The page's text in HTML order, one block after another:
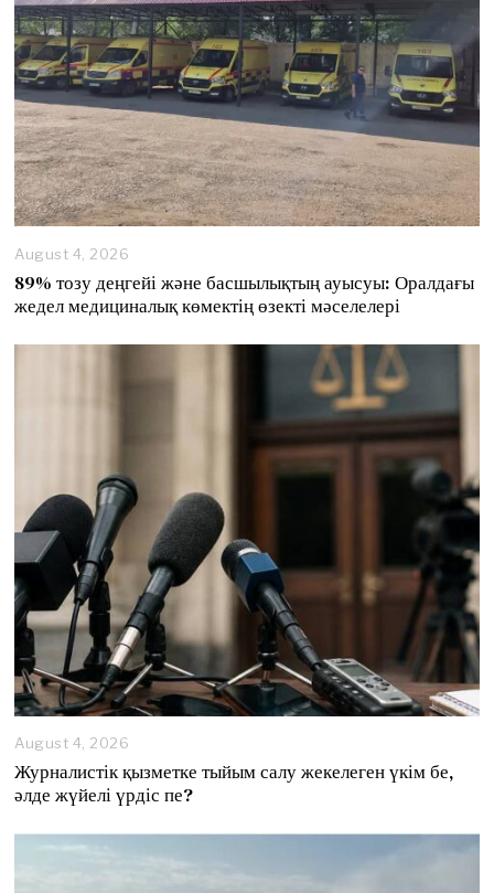
August 4, 2026
89% тозу деңгейі және басшылықтың ауысуы: Оралдағы
жедел медициналық көмектің өзекті мәселелері
August 4, 2026
g
u
Журналистік қызметке тыйым салу жекелеген үкім бе,
әлде жүйелі үрдіс пе?